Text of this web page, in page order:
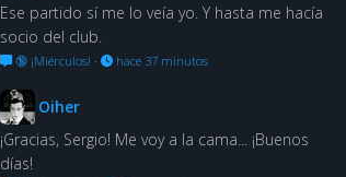
Ese partido sí me lo veía yo. Y hasta me hacía
socio del club.
🔞 ¡Miérculos! · hace 37 minutos
Oiher
¡Gracias, Sergio! Me voy a la cama... ¡Buenos
días!